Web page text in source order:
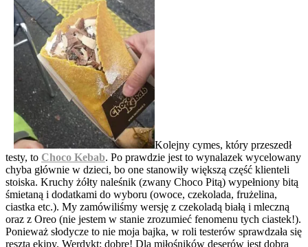
Kolejny cymes, który przeszedł
testy, to Choco Kebab. Po prawdzie jest to wynalazek wycelowany
chyba głównie w dzieci, bo one stanowiły większą część klienteli
stoiska. Kruchy żółty naleśnik (zwany Choco Pitą) wypełniony bitą
śmietaną i dodatkami do wyboru (owoce, czekolada, frużelina,
ciastka etc.). My zamówiliśmy wersję z czekoladą białą i mleczną
oraz z Oreo (nie jestem w stanie zrozumieć fenomenu tych ciastek!).
Ponieważ słodycze to nie moja bajka, w roli testerów sprawdzała się
reszta ekipy. Werdykt: dobre! Dla miłośników deserów jest dobra